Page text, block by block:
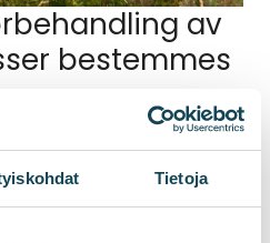
Tietoja
av
bestemmes
i et
optimalt, må fôret